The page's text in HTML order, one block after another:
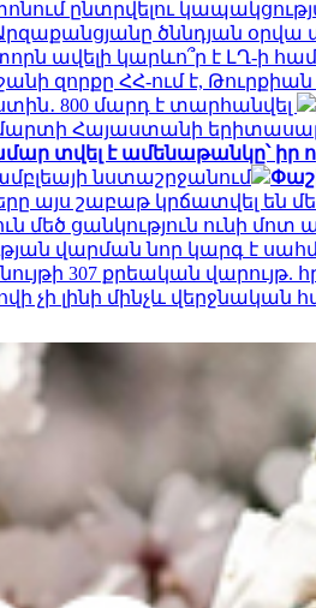
ընտրվելու
ծննդյան օրվա
ավելի կարևո՞ր է ԼՂ-ի
զորքը ՀՀ-ում է,
800 մարդ է տարհանվել
Հայաստանի
տվել է ամենաթանկը՝ իր
նստաշրջանում
այս շաբաթ կրճատվել են
մեծ ցանկություն ունի
վարման նոր կարգ է
307 քրեական
չի լինի մինչև վերջնական